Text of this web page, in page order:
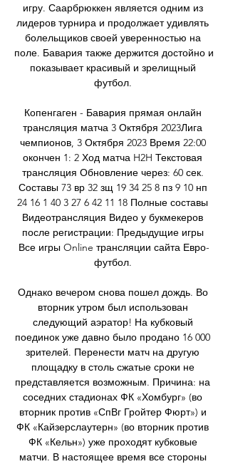
игру. Саарбрюккен является одним из
лидеров турнира и продолжает удивлять
болельщиков своей уверенностью на
поле. Бавария также держится достойно и
показывает красивый и зрелищный
футбол.
Копенгаген - Бавария прямая онлайн
трансляция матча 3 Октября 2023Лига
чемпионов, 3 Октября 2023 Время 22:00
окончен 1: 2 Ход матча H2H Текстовая
трансляция Обновление через: 60 сек.
Составы 73 вр 32 зщ 19 34 25 8 пз 9 10 нп
24 16 1 40 3 27 6 42 11 18 Полные составы
Видеотрансляция Видео у букмекеров
после регистрации: Предыдущие игры
Все игры Online трансляции сайта Евро-
футбол.
Однако вечером снова пошел дождь. Во
вторник утром был использован
следующий аэратор! На кубковый
поединок уже давно было продано 16 000
зрителей. Перенести матч на другую
площадку в столь сжатые сроки не
представляется возможным. Причина: на
соседних стадионах ФК «Хомбург» (во
вторник против «СпВг Гройтер Фюрт») и
ФК «Кайзерслаутерн» (во вторник против
ФК «Кельн») уже проходят кубковые
матчи. В настоящее время все стороны